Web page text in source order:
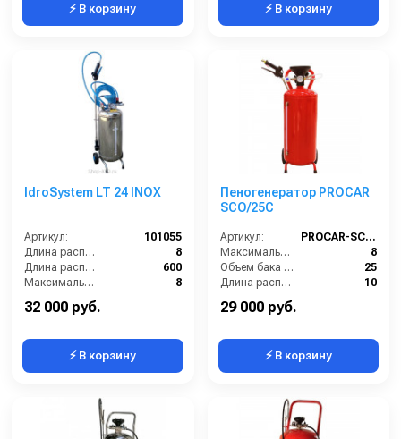
⚡ В корзину ⚡ В корзину
IdroSystem LT 24 INOX
Артикул:
101055
Длина распылительного шланга (м):
8
Длина распылителя (мм):
600
Максимальное давление на выходе (бар):
8
32 000 руб.
⚡ В корзину
Пеногенератор PROCAR
SCO/25C
Артикул:
PROCAR-SCO25C
Максимальное давление (бар):
8
Объем бака (л):
25
Длина распылительного шланга (м):
10
29 000 руб.
⚡ В корзину